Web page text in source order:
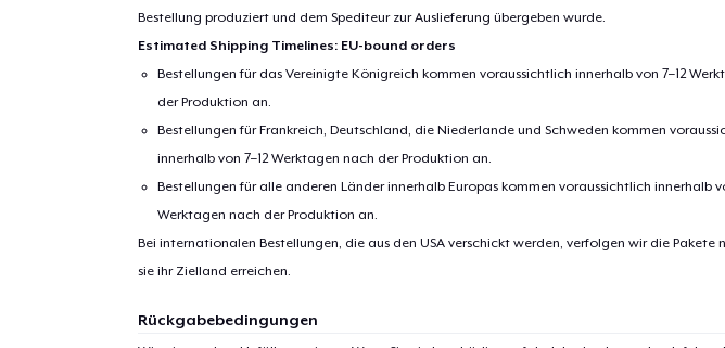
Bestellung produziert und dem Spediteur zur Auslieferung übergeben wurde.
Estimated Shipping Timelines: EU-bound orders
Bestellungen für das Vereinigte Königreich kommen voraussichtlich innerhalb von 7–12
der Produktion an.
Bestellungen für Frankreich, Deutschland, die Niederlande und Schweden kommen
innerhalb von 7–12 Werktagen nach der Produktion an.
Bestellungen für alle anderen Länder innerhalb Europas kommen voraussichtlich innerhalb
Werktagen nach der Produktion an.
Bei internationalen Bestellungen, die aus den USA verschickt werden, verfolgen wir die Pakete
sie ihr Zielland erreichen.
Rückgabebedingungen